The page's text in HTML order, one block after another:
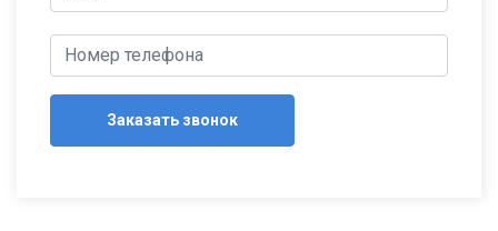
Заказать звонок